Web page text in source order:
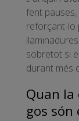
fent
reforçant-lo
sobretot si
durant més
Quan la
gos són